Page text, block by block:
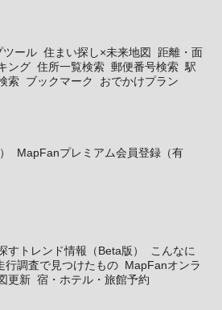
ツール 住まい探し×未来地図
距離・面
ング 住所一覧検索 郵便番号検索 駅
索 ブックマーク おでかけプラン
MapFanプレミアム会員登録（有
すトレンド情報（Beta版）
こんなに
行調査で見つけたもの MapFanオンラ
更新 宿・ホテル・旅館予約